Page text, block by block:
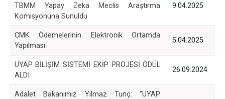
TBMM Yapay Zeka Meclis Araştırma
Komisyonuna Sunuldu
9.04.2025
CMK Ödemelerinin Elektronik Ortamda
Yapılması
5.04.2025
UYAP BİLİŞİM SİSTEMİ EKİP PROJESİ ÖDÜL
ALDI
26.09.2024
Adalet Bakanımız Yılmaz Tunç: “UYAP